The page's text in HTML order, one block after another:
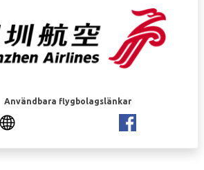
Användbara flygbolagslänkar